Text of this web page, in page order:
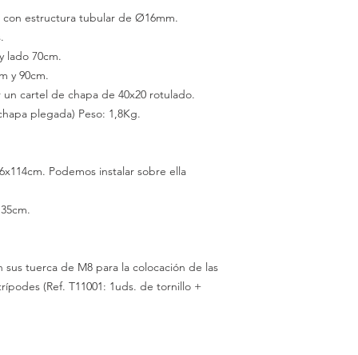
estructura tubular de Ø16mm.
y lado 70cm.
y 90cm.
cartel de chapa de 40x20 rotulado.
plegada) Peso: 1,8Kg.
Podemos instalar sobre ella
sus tuerca de M8 para la colocación de las
(Ref. T11001: 1uds. de tornillo +